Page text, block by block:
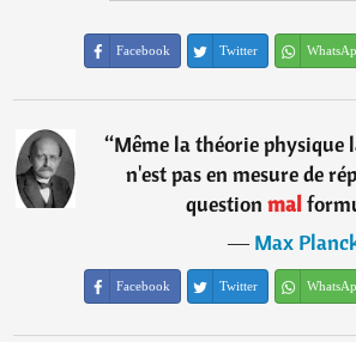
Facebook Twitter
“Même la théorie physique
n'est pas en mesure de
questionmal
―Max
Facebook Twitter